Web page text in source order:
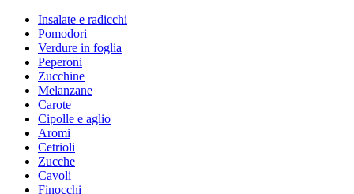
Insalate e radicchi
Pomodori
Verdure in foglia
Peperoni
Zucchine
Melanzane
Carote
Cipolle e aglio
Aromi
Cetrioli
Zucche
Cavoli
Finocchi